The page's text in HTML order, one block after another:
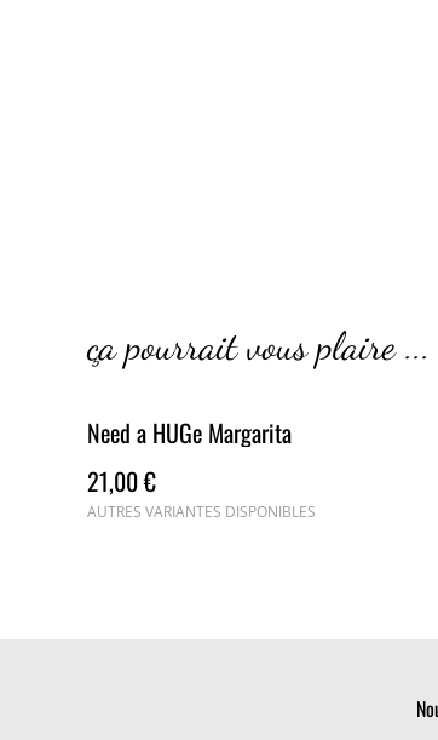
ça pourrait vous plaire ...
Need a HUGe Margarita
21,00 €
AUTRES VARIANTES DISPONIBLES